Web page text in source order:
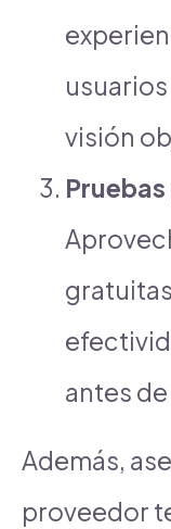
visión
antes
Además,
proveedor